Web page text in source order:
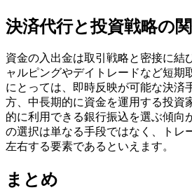
決済代行と投資戦略の
資金の入出金は取引戦略と密接に結
ャルピングやデイトレードなど短期
にとっては、即時反映が可能な決済
方、中長期的に資金を運用する投資
的に利用できる銀行振込を選ぶ傾向
の選択は単なる手段ではなく、トレ
左右する要素であるといえます。
まとめ